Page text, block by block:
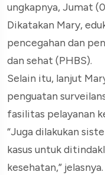
ungkapnya, Jumat
Dikatakan Mary,
pencegahan dan
dan sehat (PHBS).
Selain itu, lanjut
penguatan
fasilitas pelayanan
“Juga dilakukan
kasus untuk
kesehatan,” jelasnya.